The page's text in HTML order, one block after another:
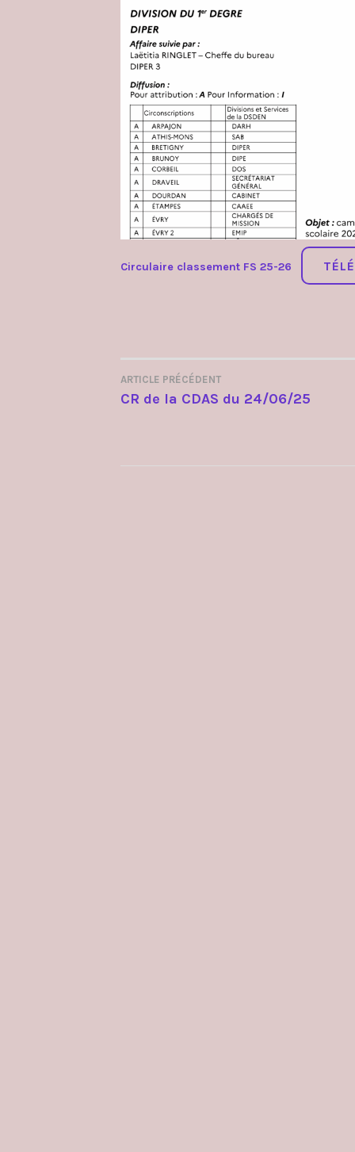
stagiaires
Circulaire classement FS 25-26
NAVIGATION
ARTICLE PRÉCÉDENT
CR de la CDAS du 24/06/25